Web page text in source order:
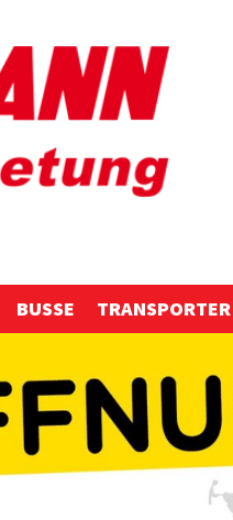
BUSSE TRANSPORTER